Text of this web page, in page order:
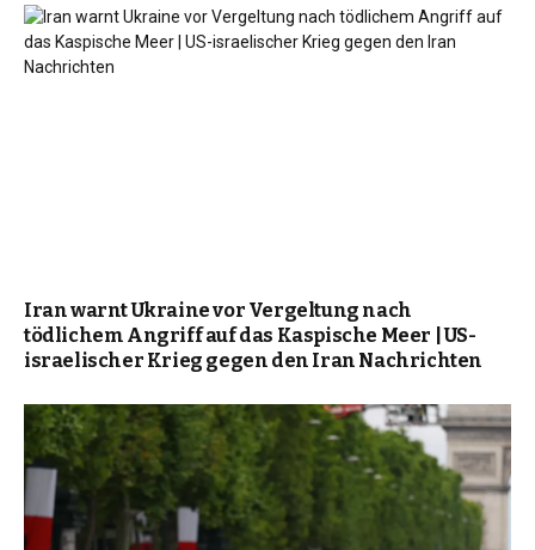
Iran warnt Ukraine vor Vergeltung nach
tödlichem Angriff auf das Kaspische Meer | US-
israelischer Krieg gegen den Iran Nachrichten